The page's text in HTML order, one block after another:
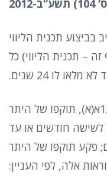
‘ 104) תשע“ב-2012
בביצוע תכנית הליווי
זה – תכנית הליווי) כל
לא מלאו לו 24 שנים.
א(א), תוקפו של היתר
לשישה חודשים או עד
; פקע תוקפו של היתר
אלה, לפי העניין: